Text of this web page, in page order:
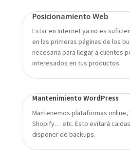
Posicionamiento Web
Estar en Internet ya no es
en las primeras páginas de los
necesaria para llegar a clientes
interesados en tus productos.
Mantenimiento WordPress
Mantenemos plataformas online,
Shopify… etc. Esto evitará
disponer de backups.